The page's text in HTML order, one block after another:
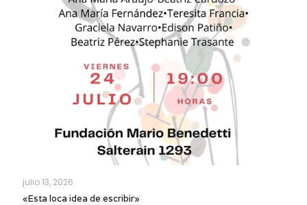
julio 13, 2026
«Esta loca idea de escribir»